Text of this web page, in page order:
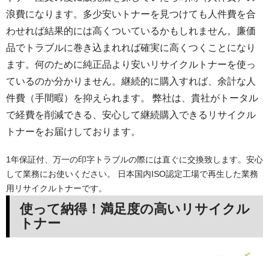
浪費になります。多少安いトナーを見つけても人件費を合
わせれば結果的には高くついているかもしれません。廉価
品でトラブルに巻き込まれれば確実に高くつくことになり
ます。何のために純正品より安いリサイクルトナーを使っ
ているのか分かりません。継続的に購入すれば、余計な人
件費（手間暇）を抑えられます。 弊社は、貴社がトータル
で経費を削減できる、安心して継続購入できるリサイクル
トナーをお届けしております。
1年保証付、万一の印字トラブルの際には直ぐに交換致します。安心
して業務にお使いください。 日本国内ISO認定工場で再生した業務
用リサイクルトナーです。
使って納得！満足度の高いリサイクル
トナー